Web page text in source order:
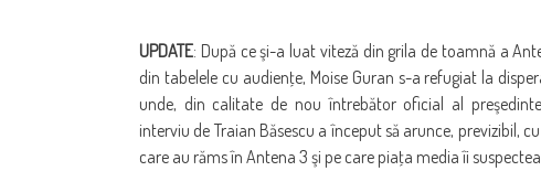
UPDATE: După ce şi-a luat viteză din grila de toamnă a
din tabelele cu audienţe, Moise Guran s-a refugiat la
unde, din calitate de nou întrebător oficial al
interviu de Traian Băsescu a început să arunce, previzibil,
care au răms în Antena 3 şi pe care piaţa media îi